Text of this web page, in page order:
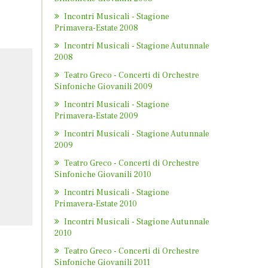
Incontri Musicali - Stagione
Primavera-Estate 2008
Incontri Musicali - Stagione Autunnale
2008
Teatro Greco - Concerti di Orchestre
Sinfoniche Giovanili 2009
Incontri Musicali - Stagione
Primavera-Estate 2009
Incontri Musicali - Stagione Autunnale
2009
Teatro Greco - Concerti di Orchestre
Sinfoniche Giovanili 2010
Incontri Musicali - Stagione
Primavera-Estate 2010
Incontri Musicali - Stagione Autunnale
2010
Teatro Greco - Concerti di Orchestre
Sinfoniche Giovanili 2011